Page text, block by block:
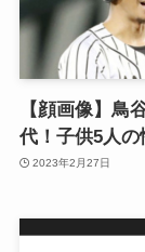
【顔画像】鳥
代！子供5人
2023年2月27日